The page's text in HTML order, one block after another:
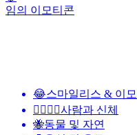
임의 이모티콘
😂스마일리스 & 이
👩‍❤️‍💋‍👨사람과 신체
🐝동물 및 자연